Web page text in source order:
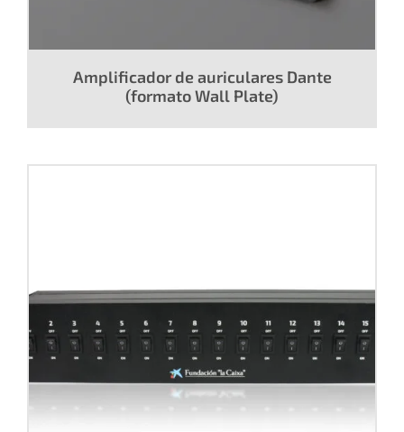
Amplificador de auriculares Dante
(formato Wall Plate)